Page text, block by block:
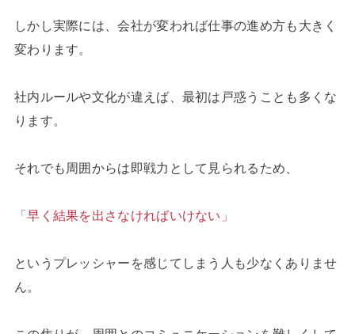
しかし実際には、会社が変われば仕事の進め方も大きく
変わります。
社内ルールや文化が違えば、最初は戸惑うことも多くな
ります。
それでも周囲からは即戦力として見られるため、
「早く結果を出さなければいけない」
というプレッシャーを感じてしまう人も少なくありませ
ん。